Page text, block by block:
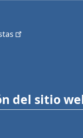
del sitio